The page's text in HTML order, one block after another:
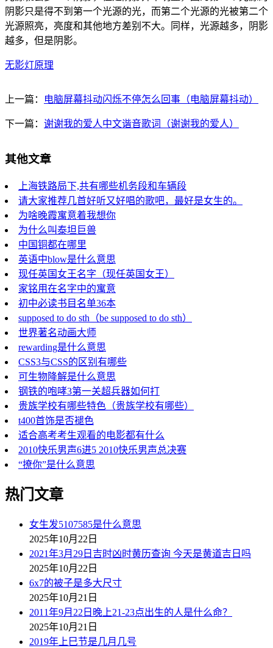
阴影只是得不到第一个光源的光，而第二个光源的光被第二个
光源照亮，亮度和其他地方差别不大。同样，光源越多，阴影
越多，但是阴影。
无影灯原理
上一篇： 电脑屏幕抖动闪烁不停怎么回事（电脑屏幕抖动）
下一篇： 谢谢我的爱人中文谐音歌词（谢谢我的爱人）
其他文章
上海铁路局下,共有哪些机务段和车辆段
请大家推荐几首好听又好唱的歌吧，最好是女生的。
为啥晚霞寓意着我想你
为什么叫泰坦巨兽
中国铜都在哪里
英语中blow是什么意思
现任英国女王名字（现任英国女王）
家铭用在名字中的寓意
初中必读书目名单36本
supposed to do sth（be supposed to do sth）
世界著名动画大师
rewarding是什么意思
CSS3与CSS的区别有哪些
可生物降解是什么意思
钢铁的咆哮3第一关超兵器如何打
贵族学校有哪些特色（贵族学校有哪些）
t400首饰是否褪色
适合高考考生观看的电影都有什么
2010快乐男声6进5 2010快乐男声总决赛
“撩你”是什么意思
热门文章
女生发5107585是什么意思
2025年10月22日
2021年3月29日吉时凶时黄历查询 今天是黄道吉日吗
2025年10月22日
6x7的被子是多大尺寸
2025年10月21日
2011年9月22日晚上21-23点出生的人是什么命？
2025年10月21日
2019年上巳节是几月几号